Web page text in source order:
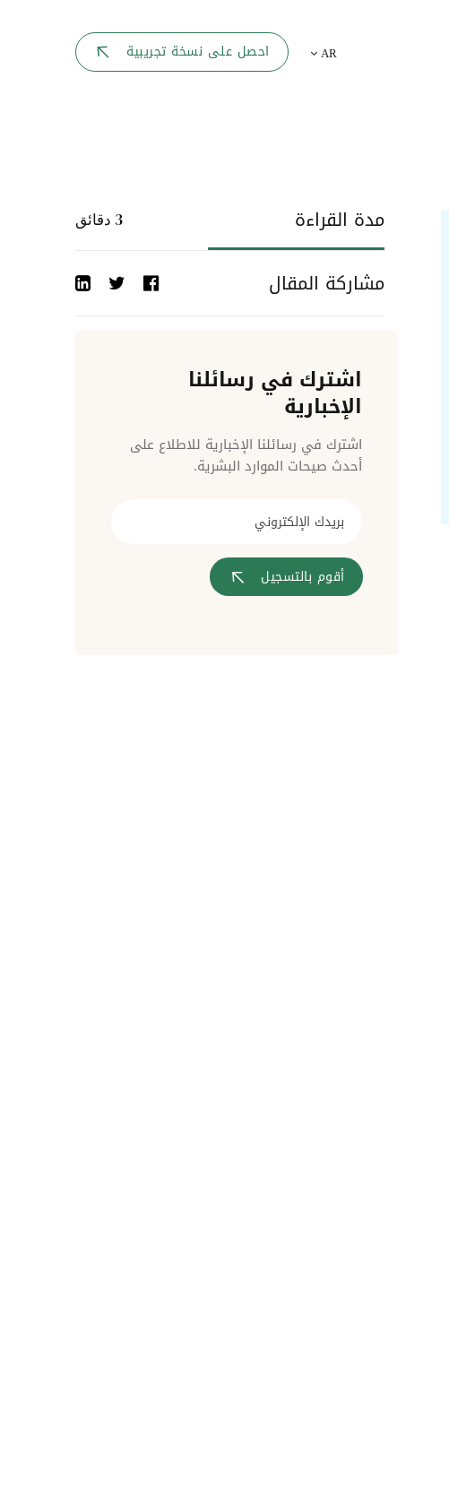
AR احصل على نسخة تجريبية
مدة القراءة 3 دقائق
مشاركة المقال
اشترك في رسائلنا
الإخبارية
اشترك في رسائلنا الإخبارية للاطلاع على
أحدث صيحات الموارد البشرية.
أقوم بالتسجيل
أحداث الشركة
مراقبة الدخول